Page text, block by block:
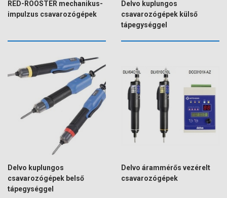
RED-ROOSTER mechanikus-
impulzus csavarozógépek
Delvo kuplungos
csavarozógépek külső
tápegységgel
Delvo kuplungos
csavarozógépek belső
tápegységgel
Delvo árammérős vezérelt
csavarozógépek